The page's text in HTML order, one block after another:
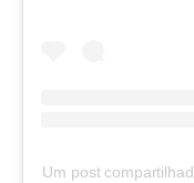
Um post